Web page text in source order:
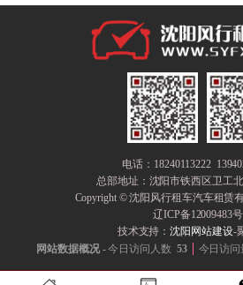
电话：18240113222
总部地址： 沈阳市铁西区卫工
Copyright © 沈阳风行租车汽车租赁
辽ICP备12009483号
技术支持：沈阳网站建设-
网站数据概况 -今日访问人数 53 今日访问